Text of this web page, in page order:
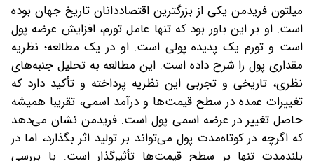
میلتون فریدمن یکی از بزرگترین اقتصاددانان تاریخ جهان بوده
است. او بر این باور بود که تنها عامل تورم، افزایش عرضه پول
است و تورم یک پدیده پولی است. او در یک مطالعه؛ نظریه
مقداری پول را شرح داده است. این مطالعه به تحلیل جنبه‌های
نظری، تاریخی و تجربی این نظریه پرداخته و تأکید دارد که
تغییرات عمده در سطح قیمت‌ها و درآمد اسمی، تقریبا همیشه
حاصل تغییر در عرضه اسمی پول است. فریدمن نشان می‌دهد
که اگرچه در کوتاه‌مدت پول می‌تواند بر تولید اثر بگذارد، اما در
بلندمدت تنها بر سطح قیمت‌ها تأثیرگذار است. با بررسی